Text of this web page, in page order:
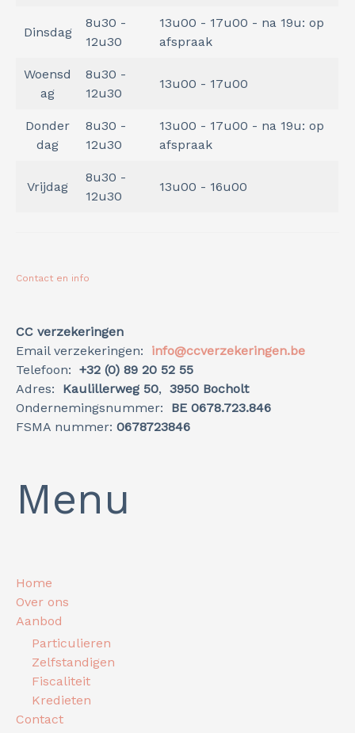
Dinsdag
8u30 -
12u30
13u00 - 17u00 - na 19u: op
afspraak
Woensd
ag
8u30 -
12u30
13u00 - 17u00
Donder
dag
8u30 -
12u30
13u00 - 17u00 - na 19u: op
afspraak
Vrijdag
8u30 -
12u30
13u00 - 16u00
Contact en info
CC verzekeringen
Email verzekeringen:
info@ccverzekeringen.be
Telefoon: +32 (0) 89 20 52 55
Adres:
Kaulillerweg 50, 3950 Bocholt
Ondernemingsnummer:
BE 0678.723.846
FSMA nummer: 0678723846
Menu
Home
Over ons
Aanbod
Particulieren
Zelfstandigen
Fiscaliteit
Kredieten
Contact